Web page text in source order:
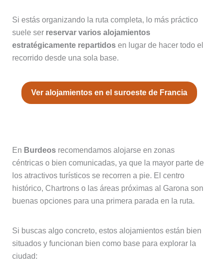
Si estás organizando la ruta completa, lo más práctico
suele ser reservar varios alojamientos
estratégicamente repartidosen lugar de hacer todo el
recorrido desde una sola base.
Ver alojamientos en el suroeste de Francia
En Burdeosrecomendamos alojarse en zonas
céntricas o bien comunicadas, ya que la mayor parte de
los atractivos turísticos se recorren a pie. El centro
histórico, Chartrons o las áreas próximas al Garona son
buenas opciones para una primera parada en la ruta.
Si buscas algo concreto, estos alojamientos están bien
situados y funcionan bien como base para explorar la
ciudad: